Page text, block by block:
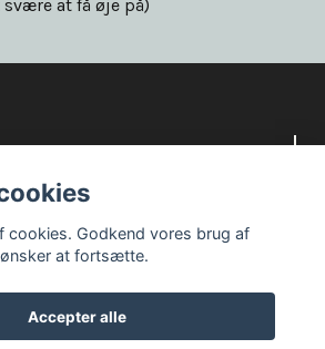
at få øje på)
cookies. Godkend vores brug af
at fortsætte.
Accepter alle